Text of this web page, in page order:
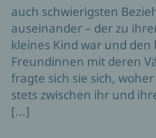
auch schwierigsten
auseinander – der zu
kleines Kind war und
Freundinnen mit deren
fragte sich sie sich,
stets zwischen ihr und
[...]